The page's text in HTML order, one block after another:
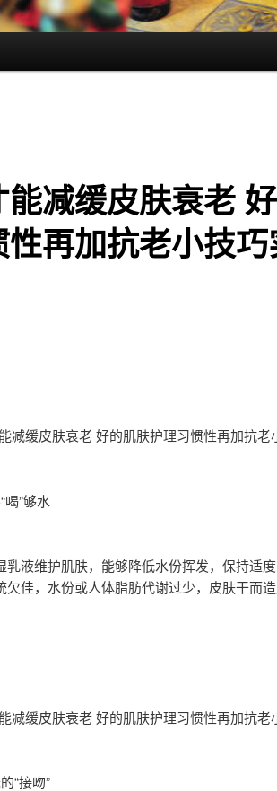
能减缓皮肤衰老
再加抗老小技
减缓皮肤衰老 好的肌肤护理习惯性再加抗老
喝”够水
乳液维护肌肤，能够降低水份挥发，保持适
欠佳，水份或人体脂肪代谢过少，皮肤干而造
减缓皮肤衰老 好的肌肤护理习惯性再加抗老
“接吻”